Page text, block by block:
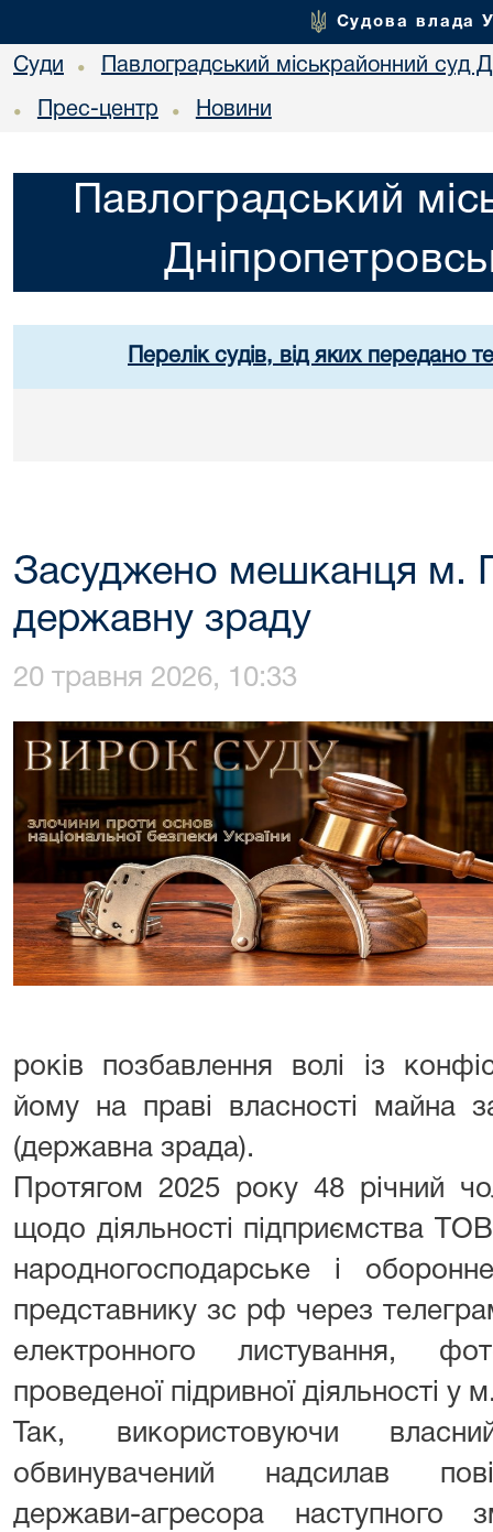
Судова влада
Суди • Павлоградський міськрайонний суд
• Прес-центр • Новини
Павлоградський
Перелік судів, від яких передано
Засуджено мешканця м.
державну зраду
20 травня 2026, 10:33
років позбавлення волі із
йому на праві власності майна
(державна зрада).
Протягом 2025 року 48 річний
щодо діяльності підприємства
народногосподарське і
представнику зс рф через
електронного листування,
проведеної підривної діяльності у
Так, використовуючи
обвинувачений надсилав
держави-агресора наступного